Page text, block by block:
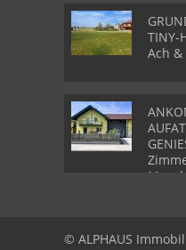
TINY-
Ach
© ALPHAUS